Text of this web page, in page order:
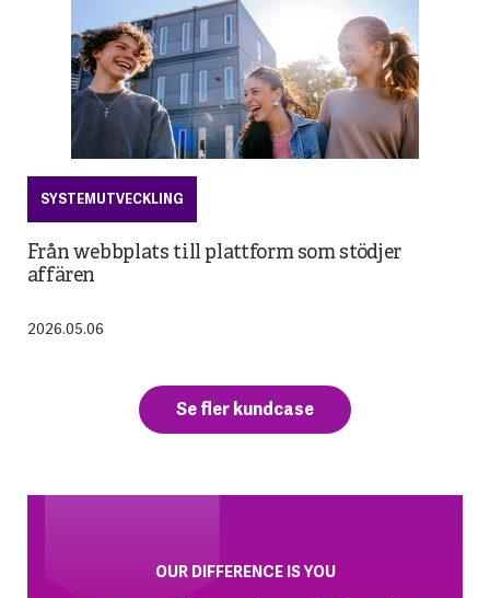
SYSTEMUTVECKLING
Från webbplats till plattform som stödjer
affären
2026.05.06
Se fler kundcase
DIGITALISERING
Advania utsedd till HPE Service Provider
OUR DIFFERENCE IS YOU